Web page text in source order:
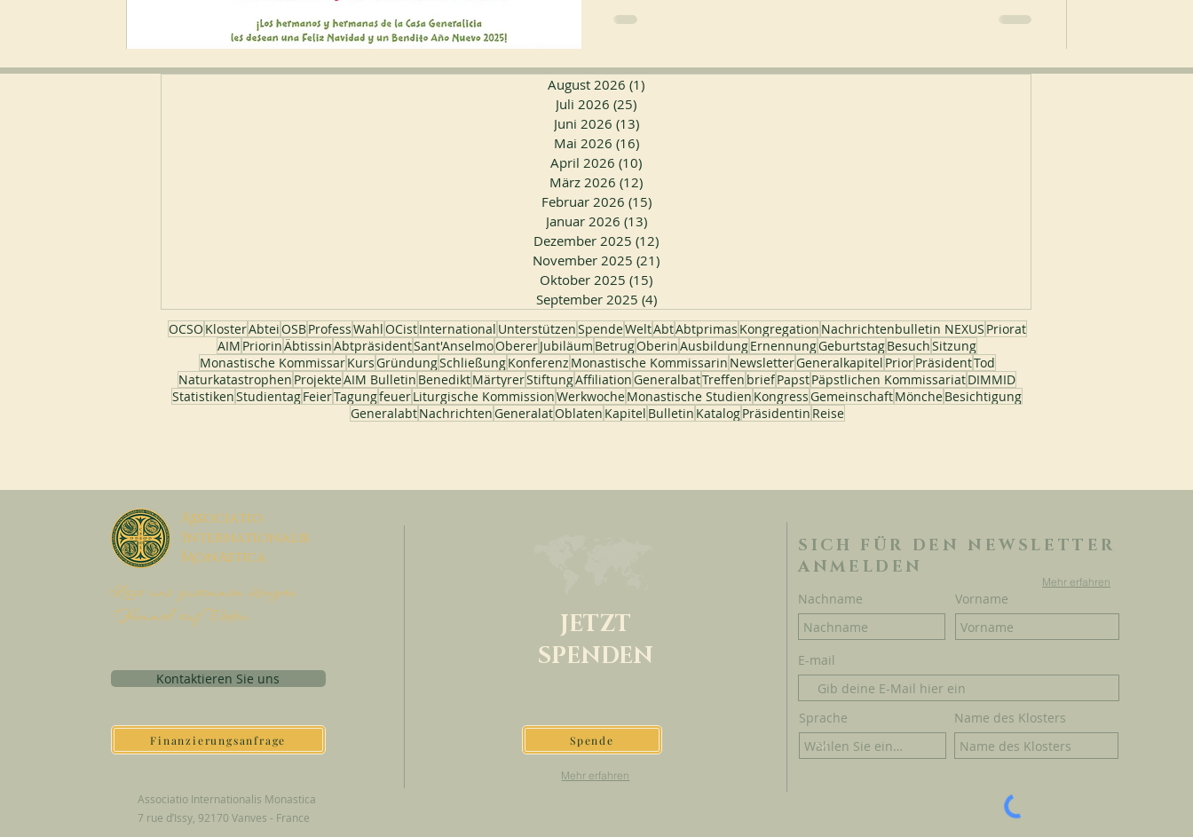
August 2026 (1)
Juli 2026 (25)
Juni 2026 (13)13 Beiträge
Mai 2026 (16)16 Beiträge
April 2026 (10)
März 2026 (12)
Februar 2026 (15)15 Beiträge
Januar 2026 (13)13 Beiträge
Dezember 2025 (12)
November 2025 (21)
Oktober 2025 (15)
September 2025 (4)4 Beiträge
OCSO KlosterAbteiOSBProfessWahlOCistInternational UnterstützenSpendeWeltAbtAbtprimas Kongregation Nachrichtenbulletin NEXUS Priorat
AIM PriorinÄbtissinAbtpräsidentSant'AnselmoObererJubiläum BetrugOberinAusbildungErnennungGeburtstagBesuchSitzung
Monastische KommissarKursGründungSchließungKonferenz Monastische Kommissarin NewsletterGeneralkapitel PriorPräsidentTod
Naturkatastrophen ProjekteAIM Bulletin BenediktMärtyrerStiftungAffiliationGeneralbatTreffen briefPapstPäpstlichen KommissariatDIMMID
StatistikenStudientagFeierTagungfeuerLiturgische KommissionWerkwocheMonastische Studien KongressGemeinschaftMöncheBesichtigung
GeneralabtNachrichtenGeneralatOblaten Kapitel Bulletin KatalogPräsidentin Reise
Associatio
Internationalis
MonAstica
Lass uns zusammen bringen
Himmel auf Erden
Kontaktieren Sie uns
Finanzierungsanfrage
Associatio Internationalis Monastica
7 rue d’Issy, 92170 Vanves - France
JETZT
SPENDEN
Spende
Mehr erfahren
SICH FÜR DEN NEWSLETTER
ANMELDEN
Mehr erfahren
Nachname Vorname
E-mail
Sprache Name des Klosters